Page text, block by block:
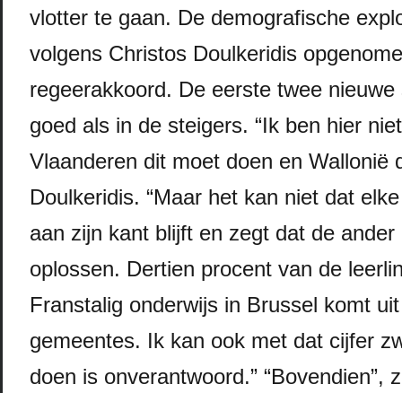
vlotter te gaan. De demografische
volgens Christos Doulkeridis
regeerakkoord. De eerste twee
goed als in de steigers. “Ik ben hier
Vlaanderen dit moet doen en Wallonië
Doulkeridis. “Maar het kan niet dat
aan zijn kant blijft en zegt dat de
oplossen. Dertien procent van de
Franstalig onderwijs in Brussel komt
gemeentes. Ik kan ook met dat cijfer
doen is onverantwoord.” “Bovendien”,